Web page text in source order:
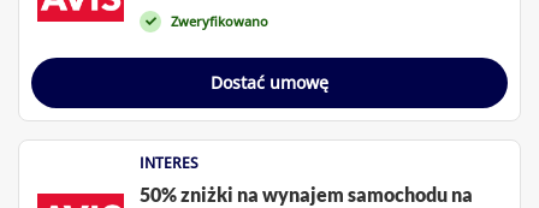
Zweryfikowano
Dostać umowę
INTERES
50% zniżki na wynajem samochodu na